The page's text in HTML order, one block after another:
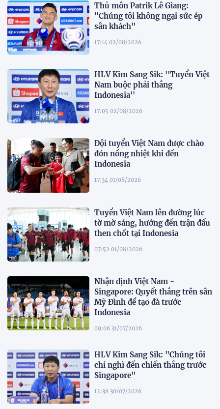
Thủ môn Patrik Lê Giang:
"Chúng tôi không ngại sức ép
sân khách"
17:14 02/08/2026
HLV Kim Sang Sik: ''Tuyển Việt
Nam buộc phải thắng
Indonesia''
17:05 02/08/2026
Đội tuyển Việt Nam được chào
đón nồng nhiệt khi đến
Indonesia
17:34 01/08/2026
Tuyển Việt Nam lên đường lúc
tờ mờ sáng, hướng đến trận đấu
then chốt tại Indonesia
07:52 01/08/2026
Nhận định Việt Nam -
Singapore: Quyết thắng trên sân
Mỹ Đình để tạo đà trước
Indonesia
09:06 31/07/2026
HLV Kim Sang Sik: "Chúng tôi
chỉ nghĩ đến chiến thắng trước
Singapore"
12:38 30/07/2026